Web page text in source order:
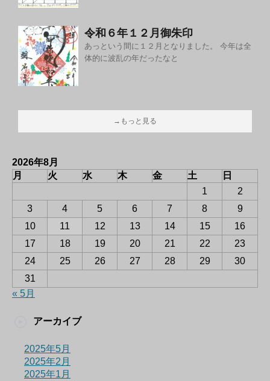
令和６年１２月御朱印
あっという間に１２月となりました。 今年は全
体的に波乱の年だったなと
→もっと見る
2026年8月
月
火 水 木 金 土
日
1
2
3
4 5 6 7 8
9
10
11 12 13 14 15
16
17
18 19 20 21 22
23
24
25 26 27 28 29
30
31
« 5月
アーカイブ
2025年5月
2025年2月
2025年1月